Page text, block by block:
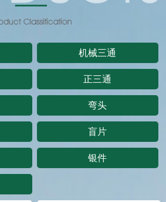
机械三通
正三通
弯头
盲片
银件